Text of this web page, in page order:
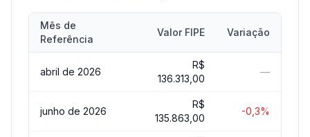
Mês de
Referência
Valor FIPE Variação
abril de 2026
R$
136.313,00
—
junho de 2026
R$
135.863,00
-0,3%